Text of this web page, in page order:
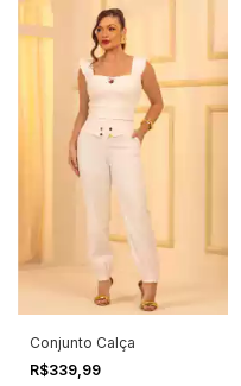
Conjunto Calça
R$339,99